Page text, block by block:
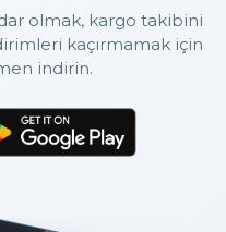
olmak, kargo takibini
kaçırmamak için
indirin.